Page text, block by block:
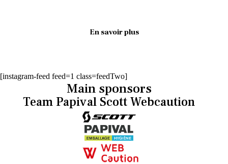
En savoir plus
[instagram-feed feed=1 class=feedTwo]
Main sponsors
Team Papival Scott Webcaution